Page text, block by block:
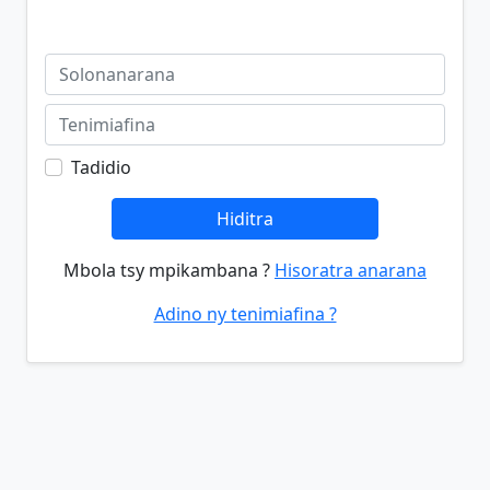
Tadidio
Hiditra
Mbola tsy mpikambana ? Hisoratra anarana
Adino ny tenimiafina ?